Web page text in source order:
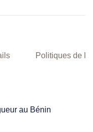
Politiques de la
au Bénin